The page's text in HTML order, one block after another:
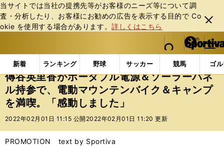
当サイトでは当社の提携先等がお客様のニーズ等について調
査・分析したり、お客様にお勧めの広告を表⽰する⽬的で Co
okie を使⽤する場合があります。詳しくはこちら
閉じ
る
web Sportiva (webスポルティーバ)
検索
マイペ
ー
ジ
メニュ
新着 ランキング 野球 サッカー 競馬 ゴ
b
ス
ポ
ル
テ
ー
バ
インフォメーション その他 傳谷英里香がポータブ
傳谷英里香がポータブル電源＆ソーラーパネ
ル持参で、電動マウンテンバイク＆キャンプ
を満喫。「感動しました」
2022年02月01日 11:15 公開 2022年02月01日 11:20 更新
PROMOTION text by Sportiva